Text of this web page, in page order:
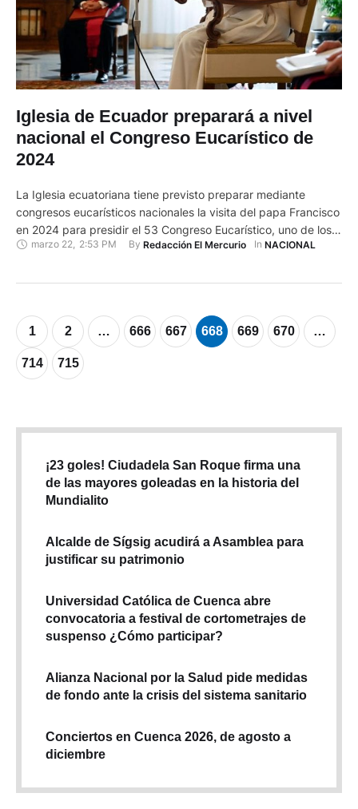
Iglesia de Ecuador preparará a nivel
nacional el Congreso Eucarístico de
2024
La Iglesia ecuatoriana tiene previsto preparar mediante
congresos eucarísticos nacionales la visita del papa Francisco
en 2024 para presidir el 53 Congreso Eucarístico, uno de los
acontecimientos eclesiales de mayor relevancia católica.
de la preparación pastoral del Congreso Eucarístico
…
marzo 22, 2:53 PM By Redacción El Mercurio In NACIONAL
1 2 … 666 667 668 669 670 …
714 715
¡23 goles! Ciudadela San Roque firma una
de las mayores goleadas en la historia del
Mundialito
Alcalde de Sígsig acudirá a Asamblea para
justificar su patrimonio
Universidad Católica de Cuenca abre
convocatoria a festival de cortometrajes de
suspenso ¿Cómo participar?
Alianza Nacional por la Salud pide medidas
de fondo ante la crisis del sistema sanitario
Conciertos en Cuenca 2026, de agosto a
diciembre